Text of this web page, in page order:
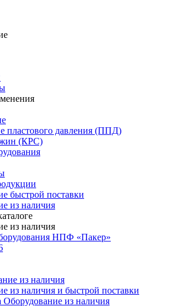
пластового давления (ППД)
(КРС)
быстрой поставки
из наличия
из наличия
из наличия и быстрой поставки